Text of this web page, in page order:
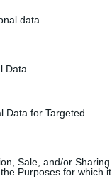
data.
Data.
Data for Targeted
Sale, and/or Sharing
Purposes for which it
πιθανές
Human Care